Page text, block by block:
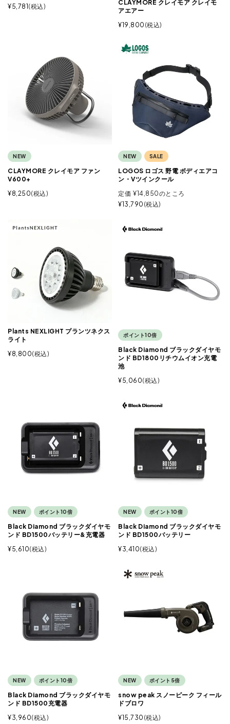
¥5,781 税込
CLAYMORE クレイモア クレイモ
アエアー
¥19,800 税込
NEW
CLAYMORE クレイモア ファン
V600+
¥8,250 税込
NEW SALE
LOGOS ロゴス 野電 ボディエアコ
ン・Vツインクール
定価 ¥14,850のところ
¥13,790 税込
Plants NEXLIGHT プランツネクス
ライト
¥8,800 税込
ポイント10倍
Black Diamond ブラックダイヤモ
ンド BD1800リチウムイオン充電
池
¥5,060 税込
NEW ポイント10倍
Black Diamond ブラックダイヤモ
ンド BD1500バッテリー&充電器
¥5,610 税込
NEW ポイント10倍
Black Diamond ブラックダイヤモ
ンド BD1500バッテリー
¥3,410 税込
NEW ポイント10倍
Black Diamond ブラックダイヤモ
ンド BD1500充電器
¥3,960 税込
NEW ポイント5倍
snow peak スノーピーク フィール
ドブロワ
¥15,730 税込